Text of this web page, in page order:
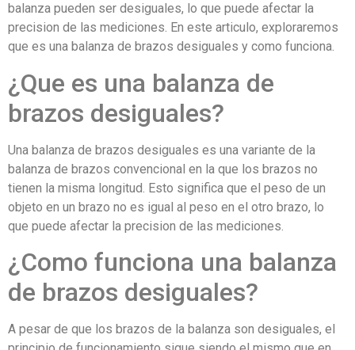
balanza pueden ser desiguales, lo que puede afectar la
precision de las mediciones. En este articulo, exploraremos
que es una balanza de brazos desiguales y como funciona.
¿Que es una balanza de
brazos desiguales?
Una balanza de brazos desiguales es una variante de la
balanza de brazos convencional en la que los brazos no
tienen la misma longitud. Esto significa que el peso de un
objeto en un brazo no es igual al peso en el otro brazo, lo
que puede afectar la precision de las mediciones.
¿Como funciona una balanza
de brazos desiguales?
A pesar de que los brazos de la balanza son desiguales, el